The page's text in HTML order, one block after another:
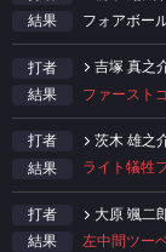
結果
フォアボー
打者
吉塚 真之
結果
ファースト
打者
茨木 雄之
結果
ライト犠牲
打者
大原 颯二
結果
左中間ツー